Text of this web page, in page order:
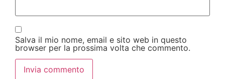
Salva il mio nome, email e sito web in questo
browser per la prossima volta che commento.